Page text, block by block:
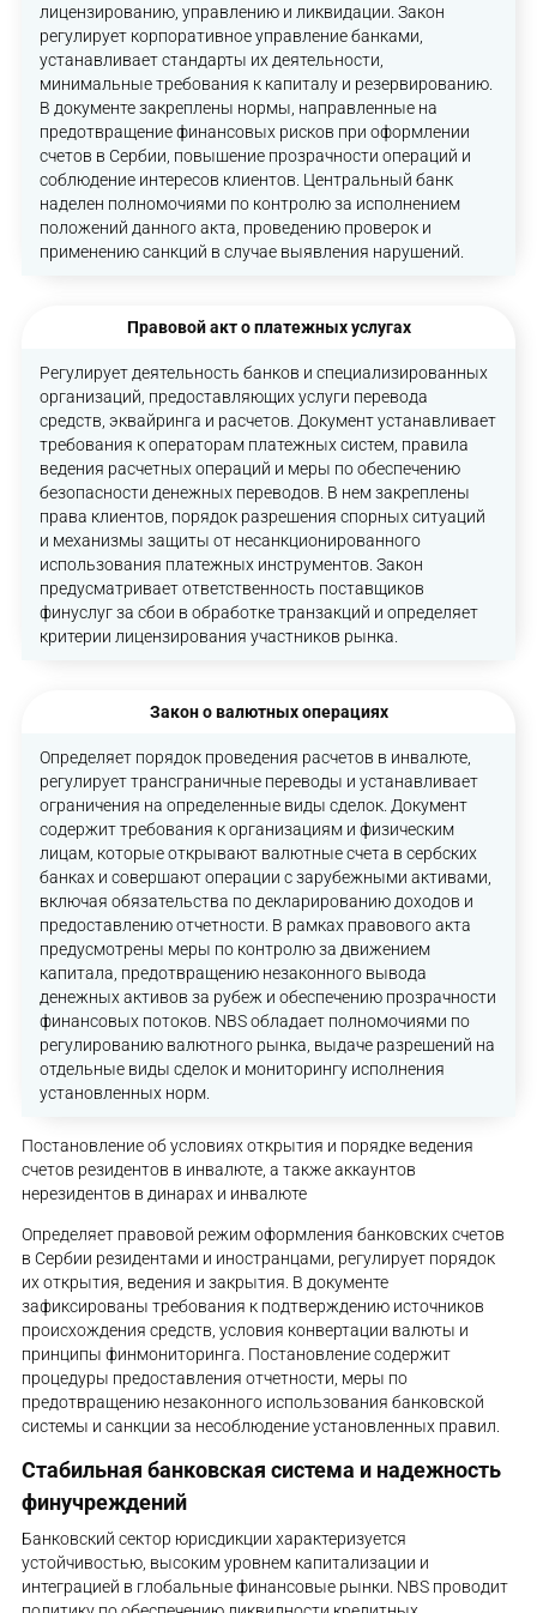
лицензированию, управлению и ликвидации. Закон
регулирует корпоративное управление банками,
устанавливает стандарты их деятельности,
минимальные требования к капиталу и резервированию.
В документе закреплены нормы, направленные на
предотвращение финансовых рисков при оформлении
счетов в Сербии, повышение прозрачности операций и
соблюдение интересов клиентов. Центральный банк
наделен полномочиями по контролю за исполнением
положений данного акта, проведению проверок и
применению санкций в случае выявления нарушений.
Правовой акт о платежных услугах
Регулирует деятельность банков и специализированных
организаций, предоставляющих услуги перевода
средств, эквайринга и расчетов. Документ устанавливает
требования к операторам платежных систем, правила
ведения расчетных операций и меры по обеспечению
безопасности денежных переводов. В нем закреплены
права клиентов, порядок разрешения спорных ситуаций
и механизмы защиты от несанкционированного
использования платежных инструментов. Закон
предусматривает ответственность поставщиков
финуслуг за сбои в обработке транзакций и определяет
критерии лицензирования участников рынка.
Закон о валютных операциях
Определяет порядок проведения расчетов в инвалюте,
регулирует трансграничные переводы и устанавливает
ограничения на определенные виды сделок. Документ
содержит требования к организациям и физическим
лицам, которые открывают валютные счета в сербских
банках и совершают операции с зарубежными активами,
включая обязательства по декларированию доходов и
предоставлению отчетности. В рамках правового акта
предусмотрены меры по контролю за движением
капитала, предотвращению незаконного вывода
денежных активов за рубеж и обеспечению прозрачности
финансовых потоков. NBS обладает полномочиями по
регулированию валютного рынка, выдаче разрешений на
отдельные виды сделок и мониторингу исполнения
установленных норм.
Постановление об условиях открытия и порядке ведения
счетов резидентов в инвалюте, а также аккаунтов
нерезидентов в динарах и инвалюте
Определяет правовой режим оформления банковских счетов
в Сербии резидентами и иностранцами, регулирует порядок
их открытия, ведения и закрытия. В документе
зафиксированы требования к подтверждению источников
происхождения средств, условия конвертации валюты и
принципы финмониторинга. Постановление содержит
процедуры предоставления отчетности, меры по
предотвращению незаконного использования банковской
системы и санкции за несоблюдение установленных правил.
Стабильная банковская система и надежность
финучреждений
Банковский сектор юрисдикции характеризуется
устойчивостью, высоким уровнем капитализации и
интеграцией в глобальные финансовые рынки. NBS проводит